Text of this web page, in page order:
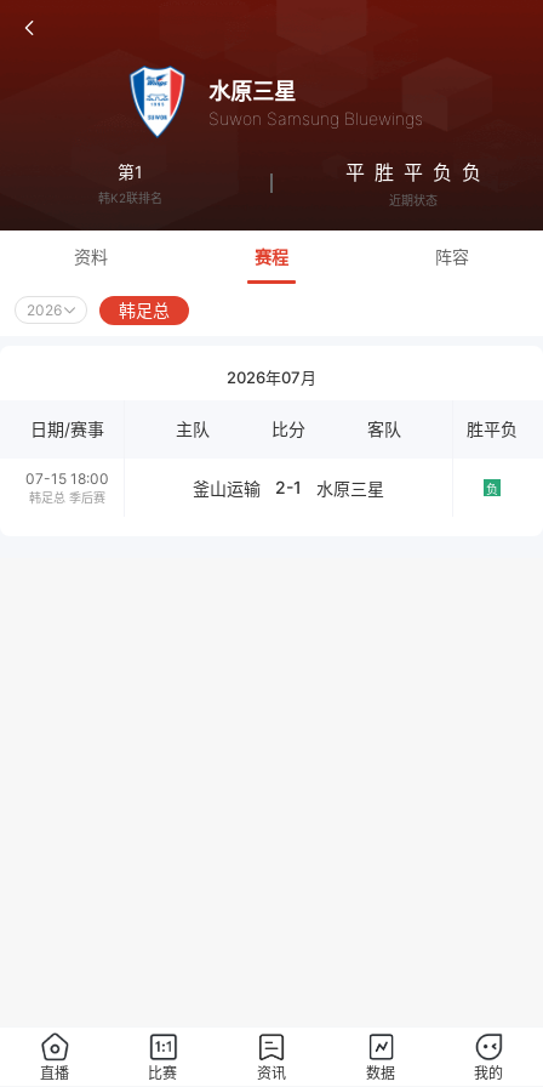
水原三星
Suwon Samsung Bluewings
第1
韩K2联排名
平 胜 平 负 负
近期状态
资料 赛程 阵容
2026 韩足总
2026年07月
日期/赛事 主队 比分 客队 胜平负
07-15 18:00
韩足总 季后赛 釜山运输 2-1 水原三星 负
直播 比赛 资讯 数据 我的